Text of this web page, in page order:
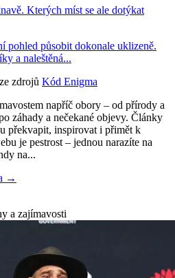
Kterých míst se ale dotýkat
pohled působit dokonale uklizeně.
a naleštěná...
zdrojů Kód Enigma
napříč obory – od přírody a
záhady a nečekané objevy. Články
překvapit, inspirovat i přimět k
je pestrost – jednou narazíte na
na...
→
a zajímavosti